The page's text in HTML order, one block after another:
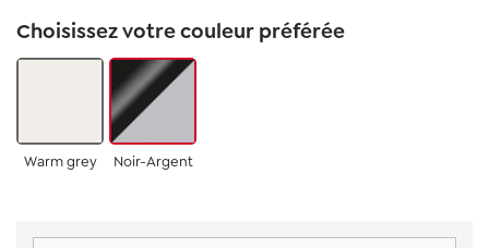
Choisissez votre couleur préférée
Warm grey Noir-Argent